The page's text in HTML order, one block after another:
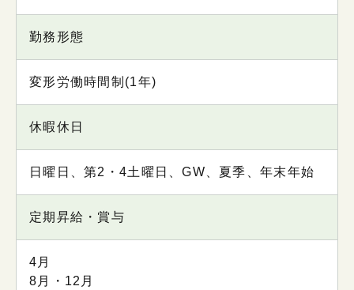
勤務形態
変形労働時間制(1年)
休暇休日
日曜日、第2・4土曜日、GW、夏季、年末年始
定期昇給・賞与
4月
8月・12月